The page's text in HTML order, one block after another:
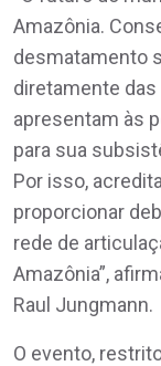
Amazônia.
desmatamento
diretamente
apresentam às
para sua
Por isso,
proporcionar
rede de
Amazônia”,
Raul Jungmann.
O evento,